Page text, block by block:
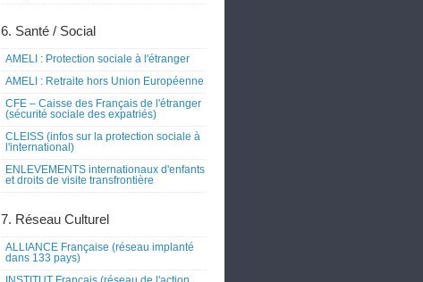
6. Santé / Social
AMELI : Protection sociale à l'étranger
AMELI : Retraite hors Union Européenne
CFE – Caisse des Français de l'étranger
(sécurité sociale des expatriés)
CLEISS (infos sur la protection sociale à
l'international)
ENLEVEMENTS internationaux d'enfants
et droits de visite transfrontière
7. Réseau Culturel
ALLIANCE Française (réseau implanté
dans 133 pays)